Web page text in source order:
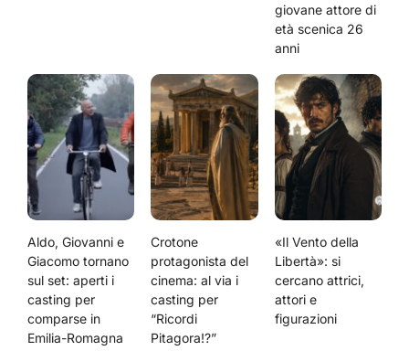
giovane attore di
età scenica 26
anni
Aldo, Giovanni e
Giacomo tornano
sul set: aperti i
casting per
comparse in
Emilia-Romagna
Crotone
protagonista del
cinema: al via i
casting per
“Ricordi
Pitagora!?”
«Il Vento della
Libertà»: si
cercano attrici,
attori e
figurazioni